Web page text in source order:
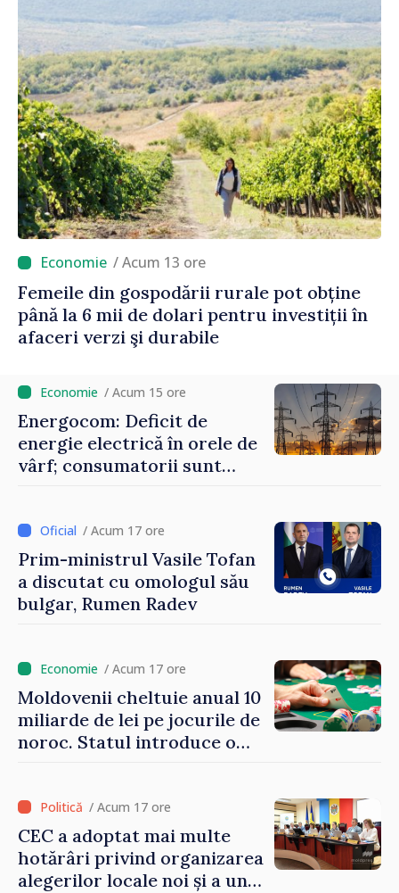
/ Acum 13 ore
Femeile din gospodării rurale pot obține
până la 6 mii de dolari pentru investiții în
afaceri verzi şi durabile
/ Acum 15 ore
Energocom: Deficit de
energie electrică în orele de
vârf; consumatorii sunt
/ Acum 17 ore
Prim-ministrul Vasile Tofan
a discutat cu omologul său
bulgar, Rumen Radev
/ Acum 17 ore
Moldovenii cheltuie anual 10
miliarde de lei pe jocurile de
noroc. Statul introduce o
la buget / Acum 17 ore
CEC a adoptat mai multe
hotărâri privind organizarea
alegerilor locale noi și a unui